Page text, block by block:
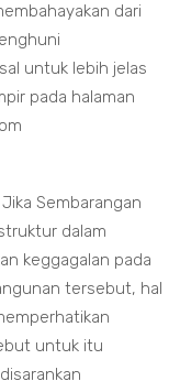
dari
untuk lebih jelas
pada halaman
Sembarangan
dalam
keggagalan pada
tersebut, hal
untuk itu